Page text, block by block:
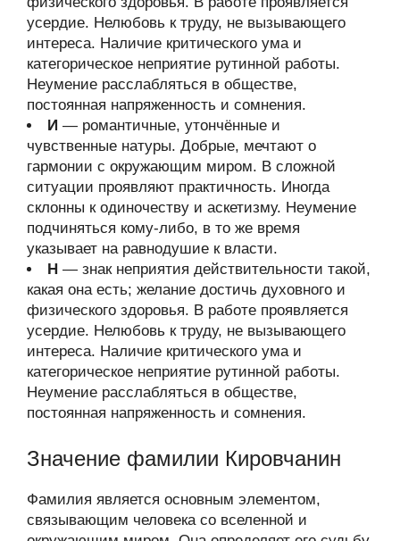
усердие. Нелюбовь к труду, не вызывающего
интереса. Наличие критического ума и
категорическое неприятие рутинной работы.
Неумение расслабляться в обществе,
постоянная напряженность и сомнения.
И — романтичные, утончённые и
чувственные натуры. Добрые, мечтают о
гармонии с окружающим миром. В сложной
ситуации проявляют практичность. Иногда
склонны к одиночеству и аскетизму. Неумение
подчиняться кому-либо, в то же время
указывает на равнодушие к власти.
Н — знак неприятия действительности такой,
какая она есть; желание достичь духовного и
физического здоровья. В работе проявляется
усердие. Нелюбовь к труду, не вызывающего
интереса. Наличие критического ума и
категорическое неприятие рутинной работы.
Неумение расслабляться в обществе,
постоянная напряженность и сомнения.
Значение фамилии Кировчанин
Фамилия является основным элементом,
связывающим человека со вселенной и